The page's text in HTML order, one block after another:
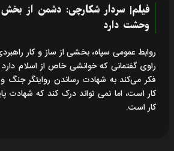
فیلم| سردار شکارچی: دشمن از
وحشت دارد
روابط عمومی سپاه، بخشی از ساز و کار
راوی گفتمانی که خوانشی خاص از اسلام
فکر می‌کند به شهادت رساندن روایتگر جنگ
کار است، اما نمی تواند درک کند که شهادت
کار است.